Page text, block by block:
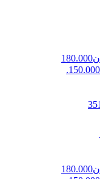
قیمت اصلی: تومان180.000
قیمت اصلی: تومان180.000